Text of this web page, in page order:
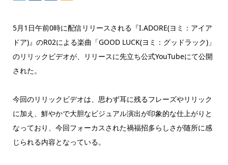
5月1日午前0時に配信リリースされる『I.ADORE(ヨミ：アイア
ドア)』のR02による楽曲「GOOD LUCK(ヨミ：グッドラック)」
のリリックビデオが、リリースに先立ち公式YouTubeにて公開
された。
今回のリリックビデオは、思わず耳に残るフレーズやリリック
に加え、鮮やかで大胆なビジュアル演出が印象的な仕上がりと
なっており、今回フォーカスされた禍福招多らしさが随所に感
じられる内容となっている。